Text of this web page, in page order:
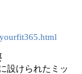
設けられたミッ